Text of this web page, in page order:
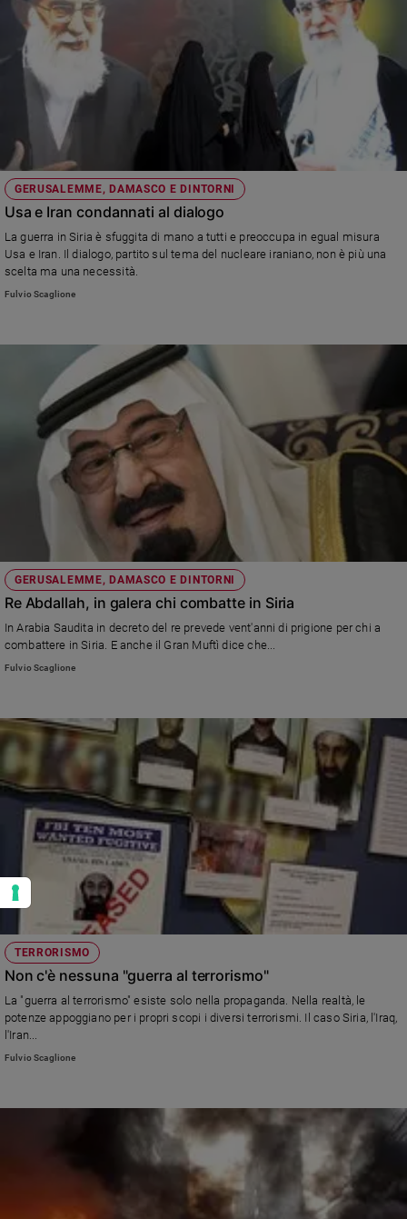
GERUSALEMME, DAMASCO E DINTORNI
Usa e Iran condannati al dialogo
La guerra in Siria è sfuggita di mano a tutti e preoccupa in egual misura
Usa e Iran. Il dialogo, partito sul tema del nucleare iraniano, non è più una
scelta ma una necessità.
Fulvio Scaglione
GERUSALEMME, DAMASCO E DINTORNI
Re Abdallah, in galera chi combatte in Siria
In Arabia Saudita in decreto del re prevede vent'anni di prigione per chi a
combattere in Siria. E anche il Gran Muftì dice che...
Fulvio Scaglione
TERRORISMO
Non c'è nessuna "guerra al terrorismo"
La "guerra al terrorismo" esiste solo nella propaganda. Nella realtà, le
potenze appoggiano per i propri scopi i diversi terrorismi. Il caso Siria, l'Iraq,
l'Iran...
Fulvio Scaglione